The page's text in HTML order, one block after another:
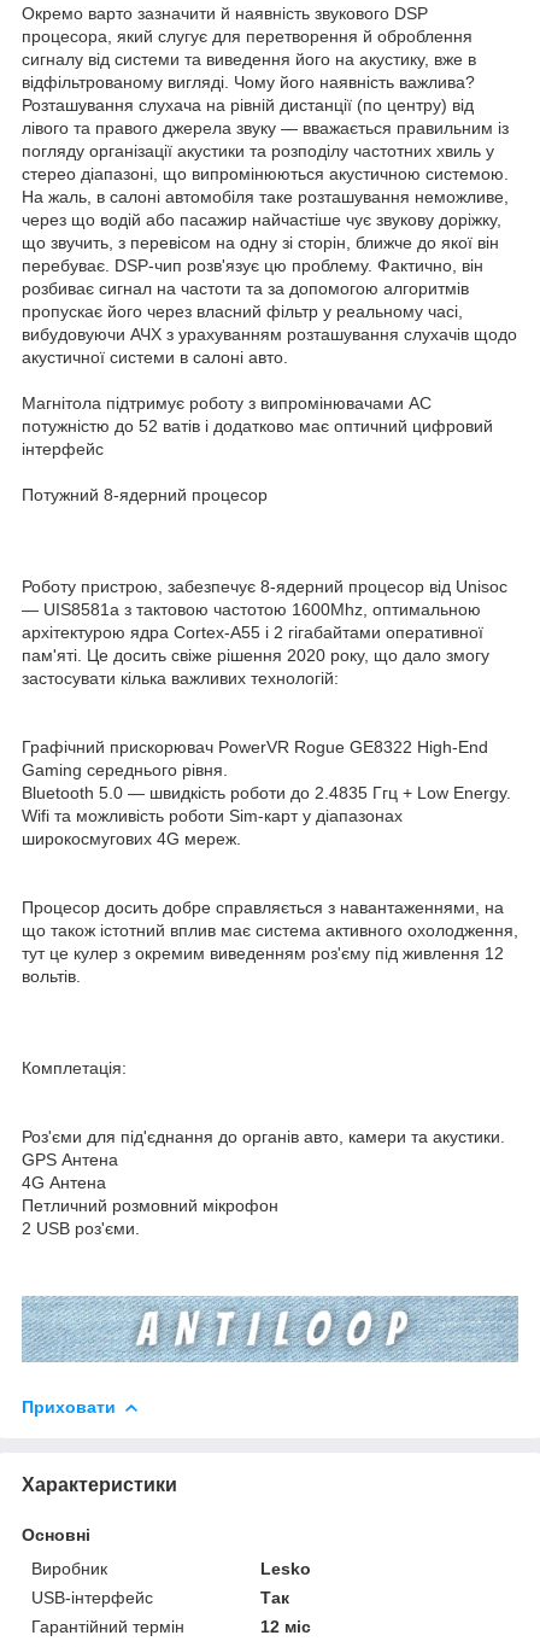
Окремо варто зазначити й наявність звукового DSP
процесора, який слугує для перетворення й оброблення
сигналу від системи та виведення його на акустику, вже в
відфільтрованому вигляді. Чому його наявність важлива?
Розташування слухача на рівній дистанції (по центру) від
лівого та правого джерела звуку — вважається правильним із
погляду організації акустики та розподілу частотних хвиль у
стерео діапазоні, що випромінюються акустичною системою.
На жаль, в салоні автомобіля таке розташування неможливе,
через що водій або пасажир найчастіше чує звукову доріжку,
що звучить, з перевісом на одну зі сторін, ближче до якої він
перебуває. DSP-чип розв'язує цю проблему. Фактично, він
розбиває сигнал на частоти та за допомогою алгоритмів
пропускає його через власний фільтр у реальному часі,
вибудовуючи АЧХ з урахуванням розташування слухачів щодо
акустичної системи в салоні авто.
Магнітола підтримує роботу з випромінювачами АС
потужністю до 52 ватів і додатково має оптичний цифровий
інтерфейс
Потужний 8-ядерний процесор
Роботу пристрою, забезпечує 8-ядерний процесор від Unisoc
— UIS8581a з тактовою частотою 1600Mhz, оптимальною
архітектурою ядра Cortex-A55 і 2 гігабайтами оперативної
пам'яті. Це досить свіже рішення 2020 року, що дало змогу
застосувати кілька важливих технологій:
Графічний прискорювач PowerVR Rogue GE8322 High-End
Gaming середнього рівня.
Bluetooth 5.0 — швидкість роботи до 2.4835 Ггц + Low Energy.
Wifi та можливість роботи Sim-карт у діапазонах
широкосмугових 4G мереж.
Процесор досить добре справляється з навантаженнями, на
що також істотний вплив має система активного охолодження,
тут це кулер з окремим виведенням роз'єму під живлення 12
вольтів.
Комплетація:
Роз'єми для під'єднання до органів авто, камери та акустики.
GPS Антена
4G Антена
Петличний розмовний мікрофон
2 USB роз'єми.
Приховати
Характеристики
Основні
Виробник
Lesko
USB-інтерфейс
Так
Гарантійний термін
12 міс